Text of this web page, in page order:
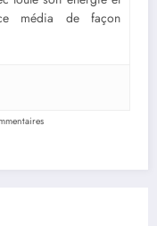
média de façon